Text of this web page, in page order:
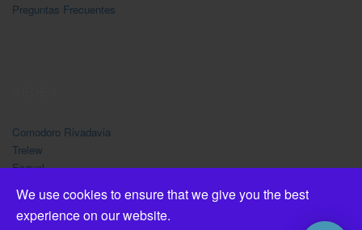
Preguntas Frecuentes
Comodoro Rivadavia
Trelew
Esquel
We use cookies to ensure that we give you the best
experience on our website.